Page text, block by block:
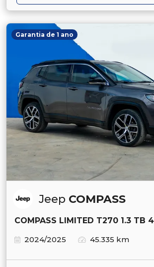
Garantia de 1 ano
Jeep COMPASS
COMPASS LIMITED T270 1.3 TB
2024/2025
45.335 km